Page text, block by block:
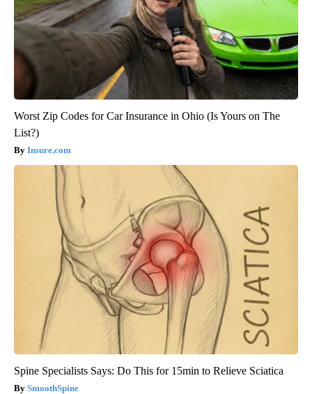
Worst Zip Codes for Car Insurance in Ohio (Is Yours on The
List?)
Insure.com
Spine Specialists Says: Do This for 15min to Relieve Sciatica
SmoothSpine